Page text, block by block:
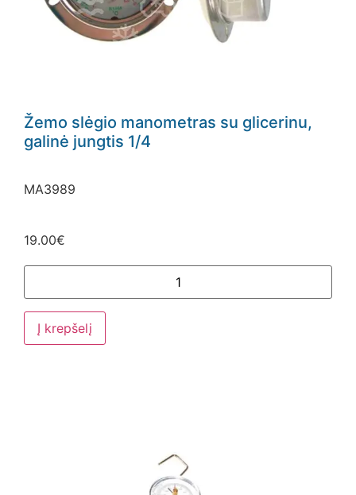
Žemo slėgio manometras su glicerinu,
galinė jungtis 1/4
MA3989
19.00€
Į krepšelį